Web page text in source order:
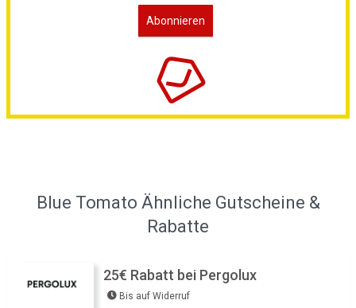
Blue Tomato Ähnliche Gutscheine &
Rabatte
25€ Rabatt bei Pergolux
Bis auf Widerruf